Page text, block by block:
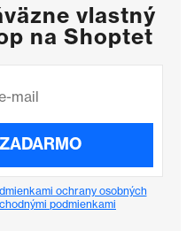
vlastný
na Shoptet
ochrany osobných
podmienkami